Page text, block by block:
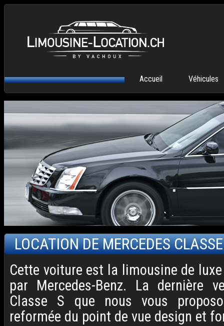
MENU PRINCIPAL Accueil Véhicules
LOCATION DE MERCEDES
Cette voiture est la limousine de
par Mercedes-Benz. La dernière
Classe S que nous vous
reformée du point de vue design et